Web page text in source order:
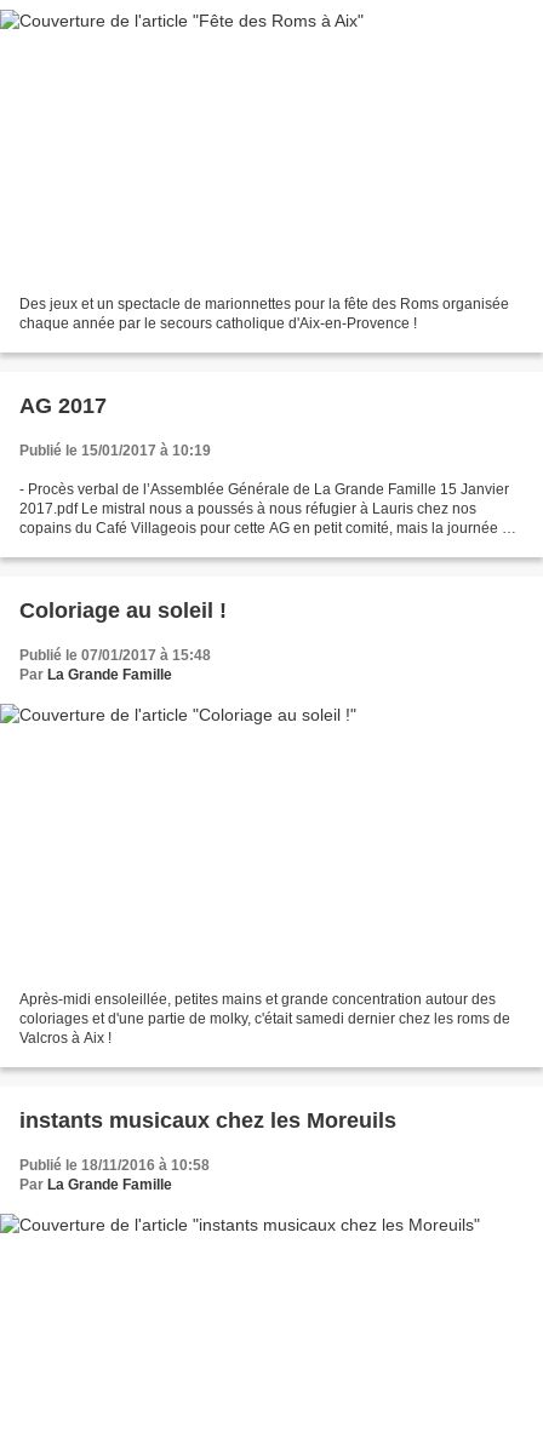
Des jeux et un spectacle de marionnettes pour la fête des Roms organisée
chaque année par le secours catholique d'Aix-en-Provence !
AG 2017
Publié le 15/01/2017 à 10:19
- Procès verbal de l’Assemblée Générale de La Grande Famille 15 Janvier
2017.pdf Le mistral nous a poussés à nous réfugier à Lauris chez nos
copains du Café Villageois pour cette AG en petit comité, mais la journée a
Coloriage au soleil !
Publié le 07/01/2017 à 15:48
Par La Grande Famille
Après-midi ensoleillée, petites mains et grande concentration autour des
coloriages et d'une partie de molky, c'était samedi dernier chez les roms de
Valcros à Aix !
instants musicaux chez les Moreuils
Publié le 18/11/2016 à 10:58
Par La Grande Famille